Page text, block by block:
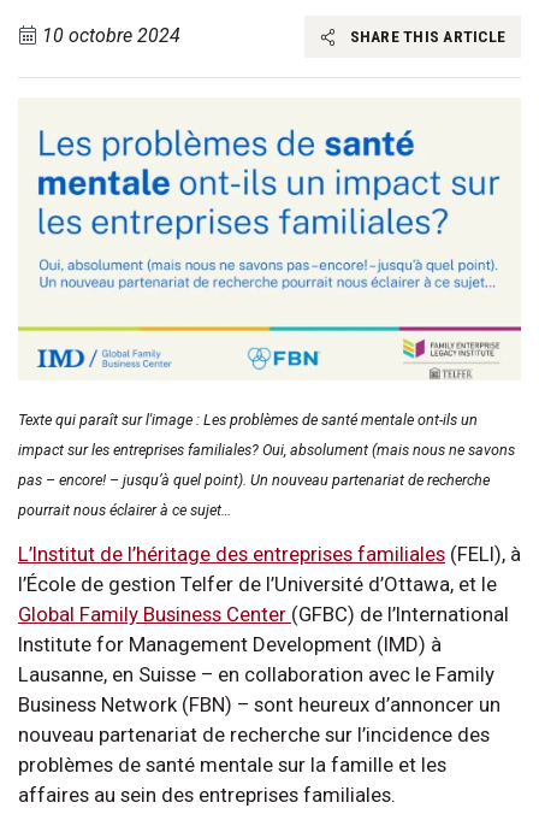
10 octobre 2024 SHARE THIS ARTICLE
Texte qui paraît sur l'image : Les problèmes de santé mentale ont-ils un
impact sur les entreprises familiales? Oui, absolument (mais nous ne savons
pas – encore! – jusqu’à quel point). Un nouveau partenariat de recherche
pourrait nous éclairer à ce sujet…
L’Institut de l’héritage des entreprises familiales (FELI), à
l’École de gestion Telfer de l’Université d’Ottawa, et le
Global Family Business Center (GFBC) de l’International
Institute for Management Development (IMD) à
Lausanne, en Suisse – en collaboration avec le Family
Business Network (FBN) – sont heureux d’annoncer un
nouveau partenariat de recherche sur l’incidence des
problèmes de santé mentale sur la famille et les
affaires au sein des entreprises familiales.